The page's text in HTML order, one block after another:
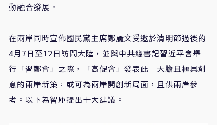
動融合發展。
在兩岸同時宣佈國民黨主席鄭麗文受邀於清明節過後的
4月7日至12日訪問大陸，並與中共總書記習近平會舉
行「習鄭會」之際，「高促會」發表此一大膽且極具創
意的兩岸新策，或可為兩岸開創新局面，且供兩岸參
考。以下為智庫提出十大建議。